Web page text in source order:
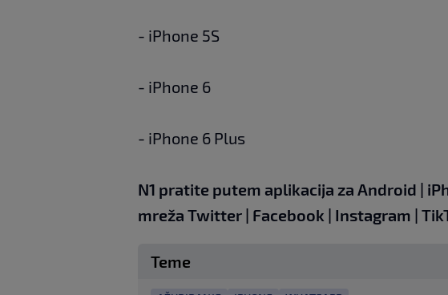
- iPhone 5S
- iPhone 6
- iPhone 6 Plus
N1 pratite putem aplikacija za Android |
mreža Twitter | Facebook | Instagram |
Teme